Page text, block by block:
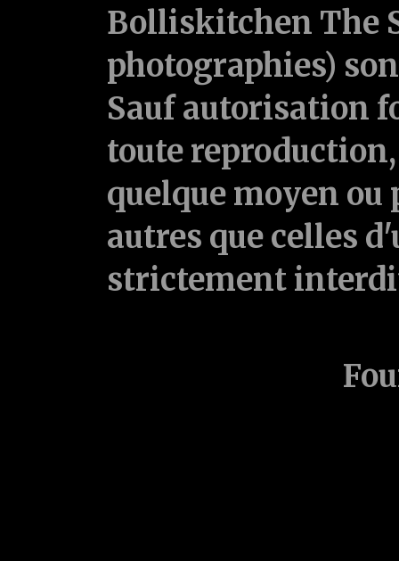
Bolliskitchen The
photographies)
Sauf autorisation
toute
quelque moyen ou
autres que celles
strictement